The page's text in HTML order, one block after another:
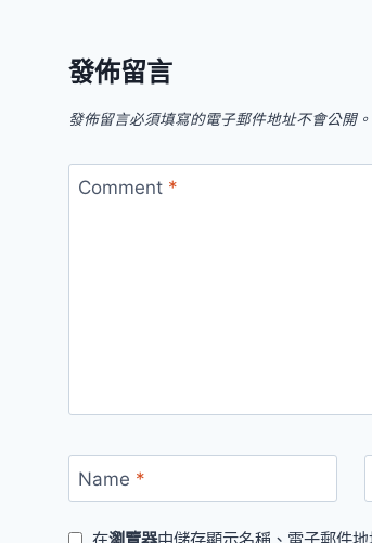
發佈留言
發佈留言必須填寫的電子郵件地址不會公開。
Comment *
Name *